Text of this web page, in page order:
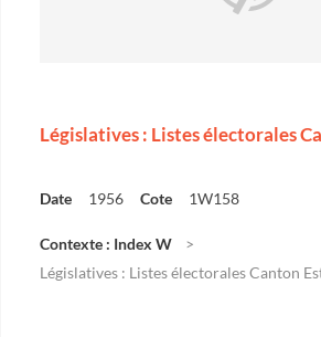
Législatives : Listes électorales
Date 1956 Cote 1W158
Contexte : Index W
Législatives : Listes électorales Canton